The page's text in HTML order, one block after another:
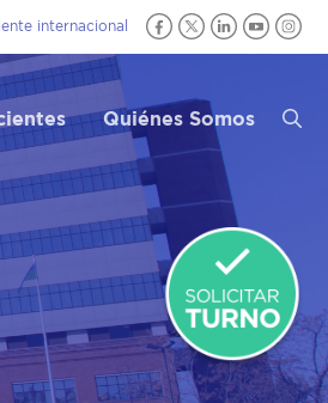
internacional
Quiénes Somos